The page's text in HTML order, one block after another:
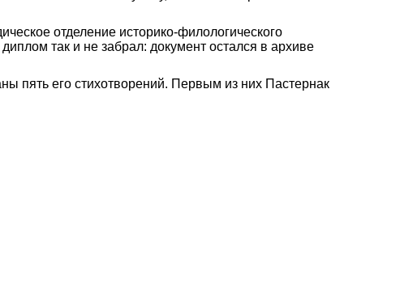
отделение историко-филологического
так и не забрал: документ остался в архиве
пять его стихотворений. Первым из них Пастернак